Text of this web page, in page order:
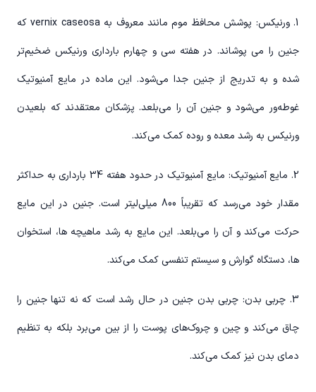
1. ورنیکس: پوشش محافظ موم مانند معروف به vernix caseosa که
جنین را می پوشاند. در هفته سی و چهارم بارداری ورنیکس ضخیم‌تر
شده و به تدریج از جنین جدا می‌شود. این ماده در مایع آمنیوتیک
غوطه‌ور می‌شود و جنین آن را می‌بلعد. پزشکان معتقدند که بلعیدن
ورنیکس به رشد معده و روده کمک می‌کند.
2. مایع آمنیوتیک: مایع آمنیوتیک در حدود هفته 34 بارداری به حداکثر
مقدار خود می‌رسد که تقریباً 800 میلی‌لیتر است. جنین در این مایع
حرکت می‌کند و آن را می‌بلعد. این مایع به رشد ماهیچه ها، استخوان
ها، دستگاه گوارش و سیستم تنفسی کمک می‌کند.
3. چربی بدن: چربی بدن جنین در حال رشد است که نه تنها جنین را
چاق می‌کند و چین و چروک‌های پوست را از بین می‌برد بلکه به تنظیم
دمای بدن نیز کمک می‌کند.